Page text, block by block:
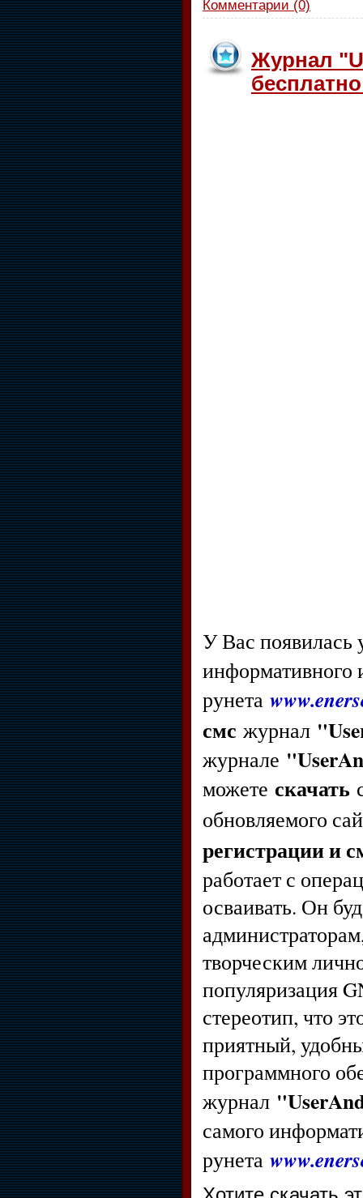
Комментарии (0)
Журнал
У Вас появилась
информативного
рунета
смс журнал
журнале
можете скачать
обновляемого
регистрации и
работает с
осваивать. Он
творческим
популяризация
стереотип, что
приятный,
программного
журнал
самого
рунета